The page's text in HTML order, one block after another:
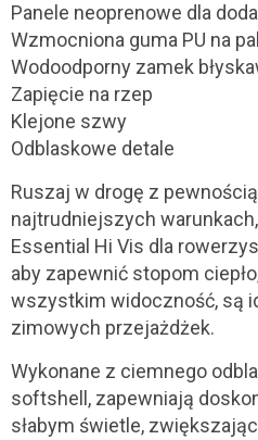
Panele neoprenowe dla
Wzmocniona guma PU na
Wodoodporny zamek
Zapięcie na rzep
Klejone szwy
Odblaskowe detale
Ruszaj w drogę z
najtrudniejszych
Essential Hi Vis dla
aby zapewnić stopom
wszystkim widoczność, są
zimowych przejażdżek.
Wykonane z ciemnego
softshell, zapewniają
słabym świetle,